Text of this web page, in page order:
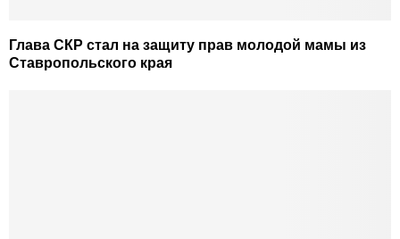
Глава СКР стал на защиту прав молодой мамы из
Ставропольского края